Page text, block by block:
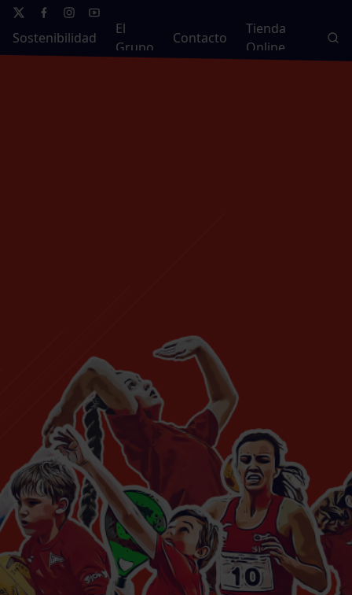
Sostenibilidad
El
Grupo
Contacto
Tienda
Online